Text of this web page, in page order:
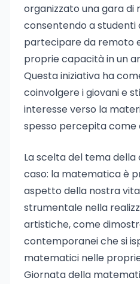
organizzato una gara di
consentendo a studenti
partecipare da remoto
proprie capacità in un
Questa iniziativa ha
coinvolgere i giovani e
interesse verso la
spesso percepita come
La scelta del tema
caso: la matematica è
aspetto della nostra
strumentale nella
artistiche, come
contemporanei che si
matematici nelle
Giornata della